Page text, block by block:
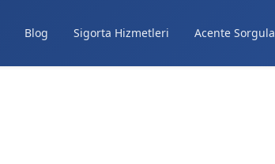
Blog Sigorta Hizmetleri Acente Sorgula